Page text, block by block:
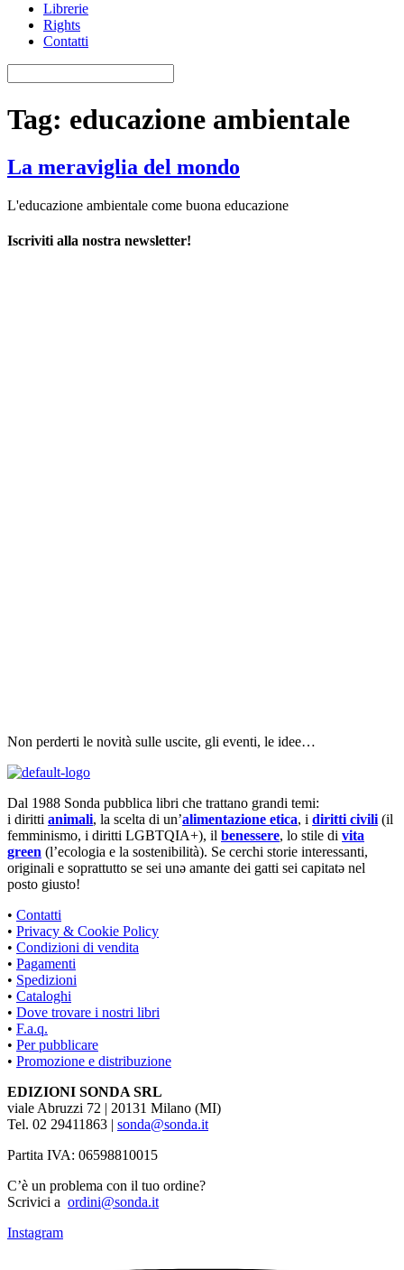
Librerie
Rights
Contatti
Tag: educazione ambientale
La meraviglia del mondo
L'educazione ambientale come buona educazione
Iscriviti alla nostra newsletter!
Non perderti le novità sulle uscite, gli eventi, le idee…
Dal 1988 Sonda pubblica libri che trattano grandi temi:
i diritti animali, la scelta di un’alimentazione etica, i diritti civili (il
femminismo, i diritti LGBTQIA+), il benessere, lo stile di vita
green (l’ecologia e la sostenibilità). Se cerchi storie interessanti,
originali e soprattutto se sei unə amante dei gatti sei capitatə nel
posto giusto!
• Contatti
• Privacy & Cookie Policy
• Condizioni di vendita
• Pagamenti
• Spedizioni
• Cataloghi
• Dove trovare i nostri libri
• F.a.q.
• Per pubblicare
• Promozione e distribuzione
EDIZIONI SONDA SRL
viale Abruzzi 72 | 20131 Milano (MI)
Tel. 02 29411863 | sonda@sonda.it
Partita IVA: 06598810015
C’è un problema con il tuo ordine?
Scrivici a ordini@sonda.it
Instagram